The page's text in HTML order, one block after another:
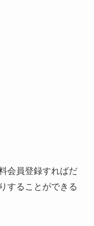
会員登録すればだ
することができる